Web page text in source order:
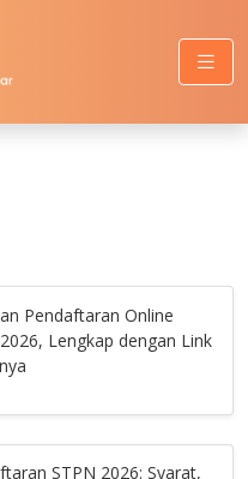
Pendaftaran Online
Lengkap dengan Link
STPN 2026: Syarat,